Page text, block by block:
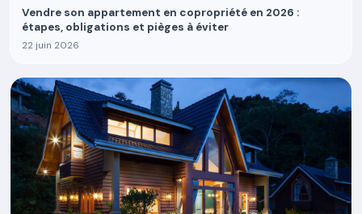
Vendre son appartement en copropriété en 2026 :
étapes, obligations et pièges à éviter
22 juin 2026